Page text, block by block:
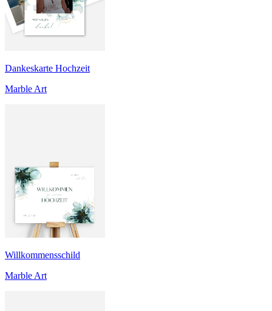
Dankeskarte Hochzeit
Marble Art
Willkommensschild
Marble Art